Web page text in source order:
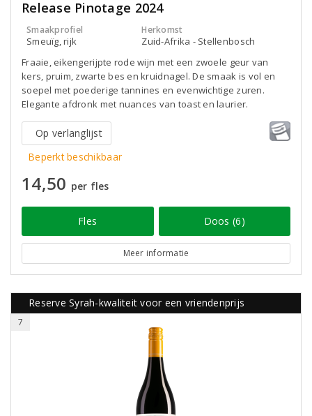
Release Pinotage 2024
Smaakprofiel
Smeuïg, rijk
Herkomst
Zuid-Afrika - Stellenbosch
Fraaie, eikengerijpte rode wijn met een zwoele geur van
kers, pruim, zwarte bes en kruidnagel. De smaak is vol en
soepel met poederige tannines en evenwichtige zuren.
Elegante afdronk met nuances van toast en laurier.
Op verlanglijst
Beperkt beschikbaar
14,50 per fles
Fles Doos (6)
Meer informatie
Reserve Syrah-kwaliteit voor een vriendenprijs
7